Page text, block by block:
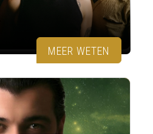
MEER WETEN